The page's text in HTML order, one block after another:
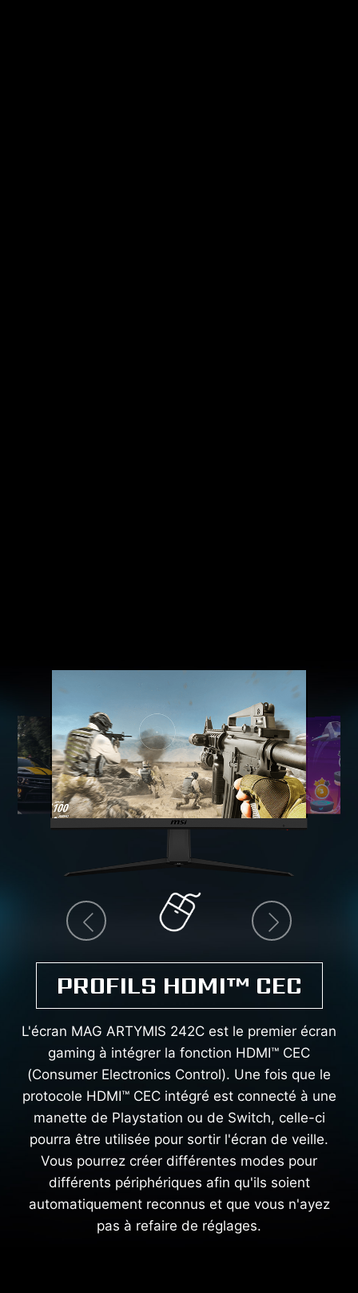
PROFILS HDMI™ CEC
L'écran MAG ARTYMIS 242C est le premier écran
gaming à intégrer la fonction HDMI™ CEC
(Consumer Electronics Control). Une fois que le
protocole HDMI™ CEC intégré est connecté à une
manette de Playstation ou de Switch, celle-ci
pourra être utilisée pour sortir l'écran de veille.
Vous pourrez créer différentes modes pour
différents périphériques afin qu'ils soient
automatiquement reconnus et que vous n'ayez
pas à refaire de réglages.